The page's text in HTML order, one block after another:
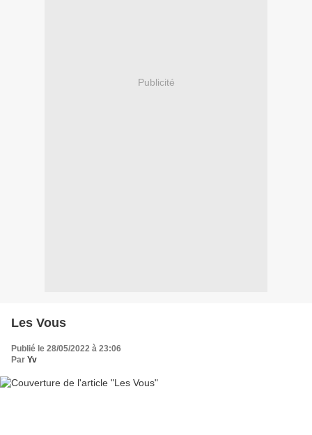
Publicité
Les Vous
Publié le 28/05/2022 à 23:06
Par Yv